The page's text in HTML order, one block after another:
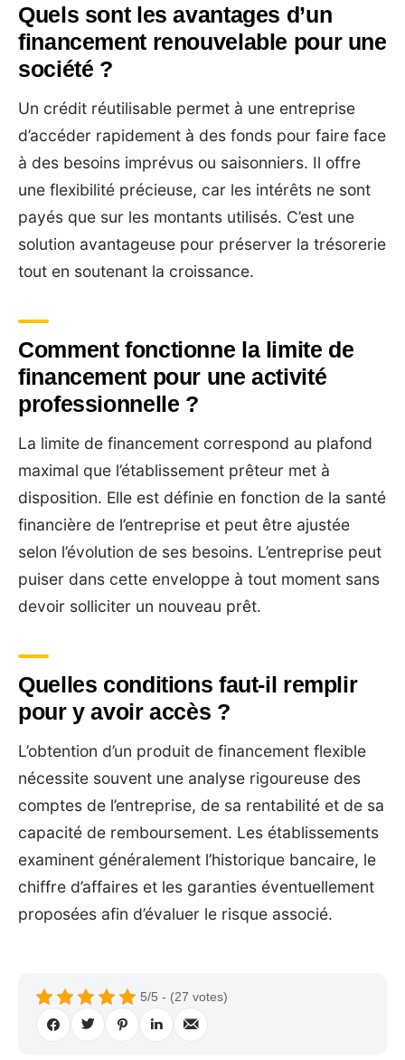
Quels sont les avantages d’un
financement renouvelable pour une
société ?
Un crédit réutilisable permet à une entreprise
d’accéder rapidement à des fonds pour faire face
à des besoins imprévus ou saisonniers. Il offre
une flexibilité précieuse, car les intérêts ne sont
payés que sur les montants utilisés. C’est une
solution avantageuse pour préserver la trésorerie
tout en soutenant la croissance.
Comment fonctionne la limite de
financement pour une activité
professionnelle ?
La limite de financement correspond au plafond
maximal que l’établissement prêteur met à
disposition. Elle est définie en fonction de la santé
financière de l’entreprise et peut être ajustée
selon l’évolution de ses besoins. L’entreprise peut
puiser dans cette enveloppe à tout moment sans
devoir solliciter un nouveau prêt.
Quelles conditions faut-il remplir
pour y avoir accès ?
L’obtention d’un produit de financement flexible
nécessite souvent une analyse rigoureuse des
comptes de l’entreprise, de sa rentabilité et de sa
capacité de remboursement. Les établissements
examinent généralement l’historique bancaire, le
chiffre d’affaires et les garanties éventuellement
proposées afin d’évaluer le risque associé.
5/5 - (27 votes)